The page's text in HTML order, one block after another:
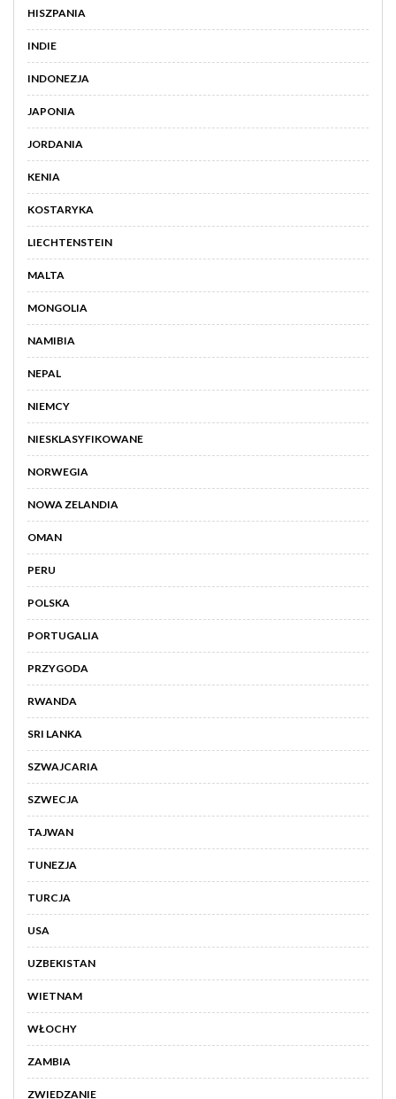
HISZPANIA
INDIE
INDONEZJA
JAPONIA
JORDANIA
KENIA
KOSTARYKA
LIECHTENSTEIN
MALTA
MONGOLIA
NAMIBIA
NEPAL
NIEMCY
NIESKLASYFIKOWANE
NORWEGIA
NOWA ZELANDIA
OMAN
PERU
POLSKA
PORTUGALIA
PRZYGODA
RWANDA
SRI LANKA
SZWAJCARIA
SZWECJA
TAJWAN
TUNEZJA
TURCJA
USA
UZBEKISTAN
WIETNAM
WŁOCHY
ZAMBIA
ZWIEDZANIE